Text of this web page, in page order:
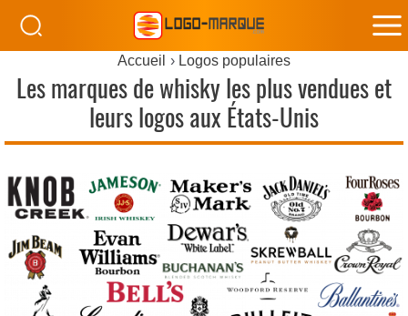
Accueil Logos populaires
Les marques de whisky les plus vendues et
leurs logos aux États-Unis